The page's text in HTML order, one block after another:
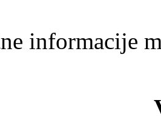
informacije